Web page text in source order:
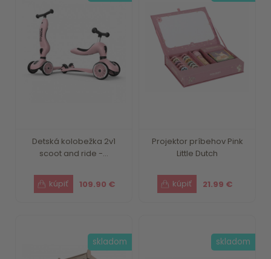
Detská kolobežka 2v1
scoot and ride -...
109.90 €
Projektor príbehov Pink
Little Dutch
21.99 €
skladom skladom